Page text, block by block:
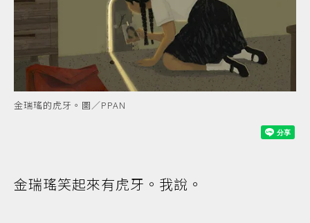
金瑞瑤的虎牙。圖／PPAN
金瑞瑤笑起來有虎牙。我說。